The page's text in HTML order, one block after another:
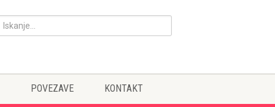
POVEZAVE KONTAKT